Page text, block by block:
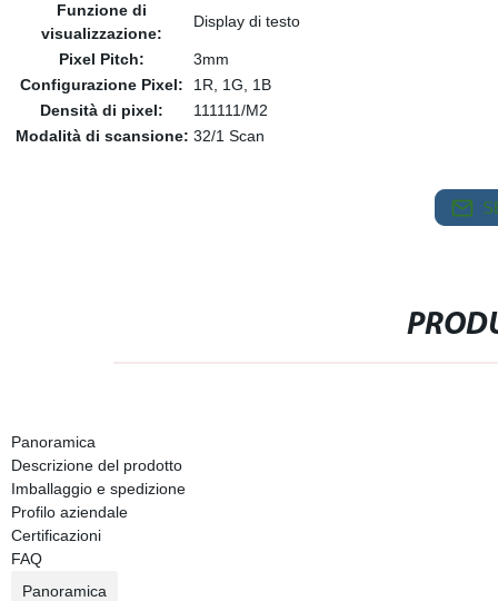
Funzione di
visualizzazione:
Display di testo
Pixel Pitch:
3mm
Configurazione Pixel:
1R, 1G, 1B
Densità di pixel:
111111/M2
Modalità di scansione: 32/1 Scan
Panoramica
Descrizione del prodotto
Imballaggio e spedizione
Profilo aziendale
Certificazioni
FAQ
Panoramica